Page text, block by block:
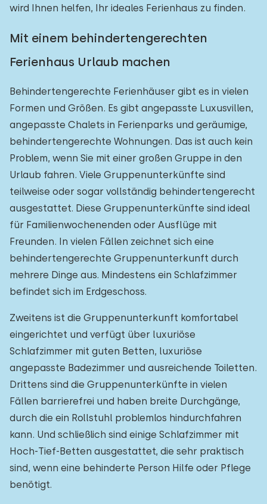
wird Ihnen helfen, Ihr ideales Ferienhaus zu finden.
Mit einem behindertengerechten
Ferienhaus Urlaub machen
Behindertengerechte Ferienhäuser gibt es in vielen
Formen und Größen. Es gibt angepasste Luxusvillen,
angepasste Chalets in Ferienparks und geräumige,
behindertengerechte Wohnungen. Das ist auch kein
Problem, wenn Sie mit einer großen Gruppe in den
Urlaub fahren. Viele Gruppenunterkünfte sind
teilweise oder sogar vollständig behindertengerecht
ausgestattet. Diese Gruppenunterkünfte sind ideal
für Familienwochenenden oder Ausflüge mit
Freunden. In vielen Fällen zeichnet sich eine
behindertengerechte Gruppenunterkunft durch
mehrere Dinge aus. Mindestens ein Schlafzimmer
befindet sich im Erdgeschoss.
Zweitens ist die Gruppenunterkunft komfortabel
eingerichtet und verfügt über luxuriöse
Schlafzimmer mit guten Betten, luxuriöse
angepasste Badezimmer und ausreichende Toiletten.
Drittens sind die Gruppenunterkünfte in vielen
Fällen barrierefrei und haben breite Durchgänge,
durch die ein Rollstuhl problemlos hindurchfahren
kann. Und schließlich sind einige Schlafzimmer mit
Hoch-Tief-Betten ausgestattet, die sehr praktisch
sind, wenn eine behinderte Person Hilfe oder Pflege
benötigt.